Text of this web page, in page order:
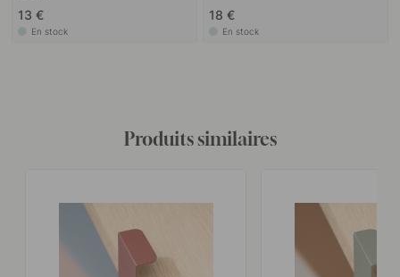
13 €
En stock
18 €
En stock
Produits similaires